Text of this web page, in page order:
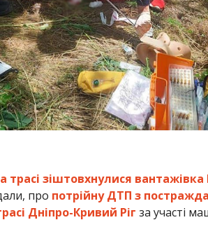
трасі зіштовхнулися
про потрійну ДТП з
Дніпро-Кривий Ріг за участі